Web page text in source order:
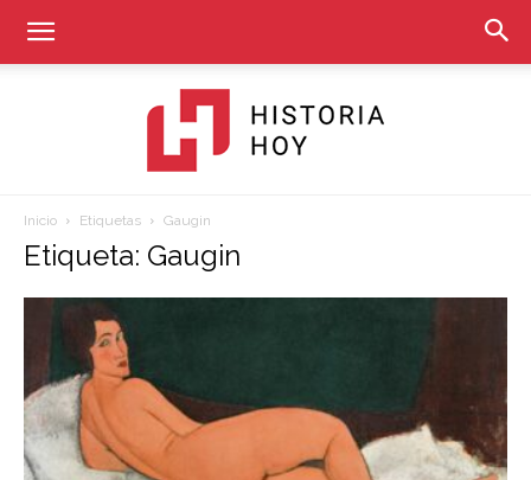
Inicio Etiquetas Gaugin
Etiqueta: Gaugin